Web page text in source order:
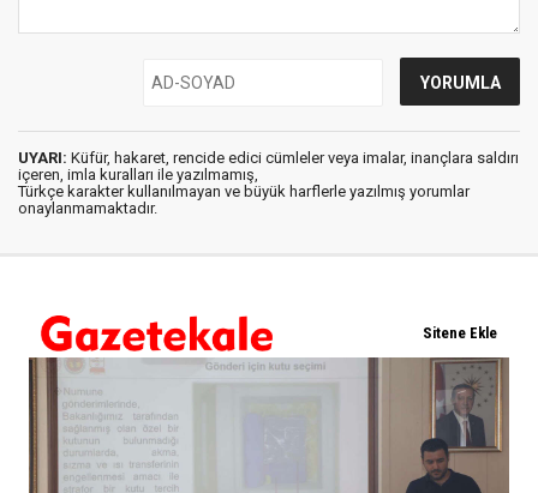
UYARI: Küfür, hakaret, rencide edici cümleler veya imalar, inançlara saldırı
içeren, imla kuralları ile yazılmamış,
Türkçe karakter kullanılmayan ve büyük harflerle yazılmış yorumlar
onaylanmamaktadır.